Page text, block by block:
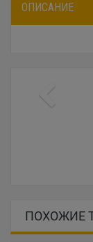
ОПИСАНИЕ
ПОХОЖИЕ